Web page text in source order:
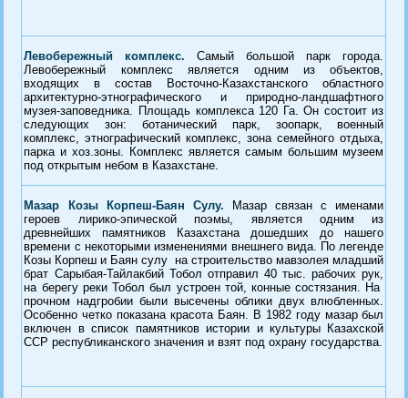
Левобережный комплекс.
Самый большой парк города.
Левобережный комплекс является одним из объектов,
входящих в состав Восточно-Казахстанского областного
архитектурно-этнографического и природно-ландшафтного
музея-заповедника. Площадь комплекса 120 Га. Он состоит из
следующих зон: ботанический парк, зоопарк, военный
комплекс, этнографический комплекс, зона семейного отдыха,
парка и хоз.зоны. Комплекс является самым большим музеем
под открытым небом в Казахстане.
Мазар Козы Корпеш-Баян Сулу. Мазар связан с именами
героев лирико-эпической поэмы, является одним из
древнейших памятников Казахстана дошедших до нашего
времени с некоторыми изменениями внешнего вида. По легенде
Козы Корпеш и Баян сулу на строительство мавзолея младший
брат Сарыбая-Тайлакбий Тобол отправил 40 тыс. рабочих рук,
на берегу реки Тобол был устроен той, конные состязания. На
прочном надгробии были высечены облики двух влюбленных.
Особенно четко показана красота Баян. В 1982 году мазар был
включен в список памятников истории и культуры Казахской
ССР республиканского значения и взят под охрану государства.